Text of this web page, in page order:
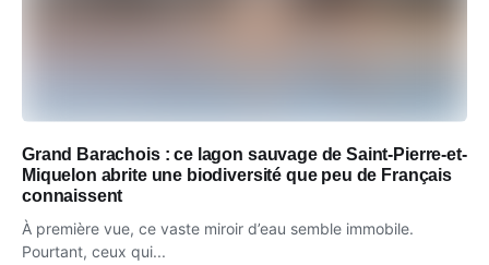
Grand Barachois : ce lagon sauvage de Saint-Pierre-et-
Miquelon abrite une biodiversité que peu de Français
connaissent
À première vue, ce vaste miroir d’eau semble immobile.
Pourtant, ceux qui...